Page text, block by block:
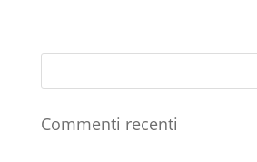
Commenti recenti